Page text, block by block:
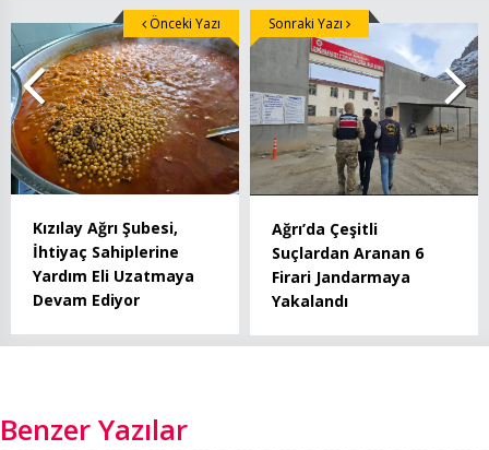
Kızılay Ağrı Şubesi,
İhtiyaç Sahiplerine
Yardım Eli Uzatmaya
Devam Ediyor
Önceki Yazı
Ağrı’da Çeşitli
Suçlardan Aranan 6
Firari Jandarmaya
Yakalandı
Sonraki Yazı
Benzer Yazılar